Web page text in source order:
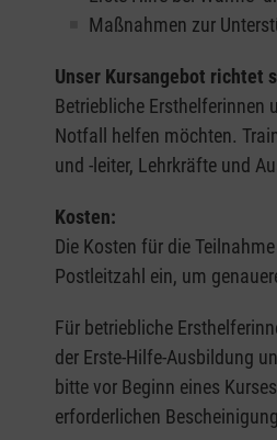
Maßnahmen zur
Unser Kursangebot richtet
Betriebliche Ersthelferinnen
Notfall helfen möchten.
und -leiter, Lehrkräfte und
Kosten:
Die Kosten für die
Postleitzahl ein, um
Für betriebliche
der Erste-Hilfe-Ausbildung
bitte vor Beginn eines
erforderlichen